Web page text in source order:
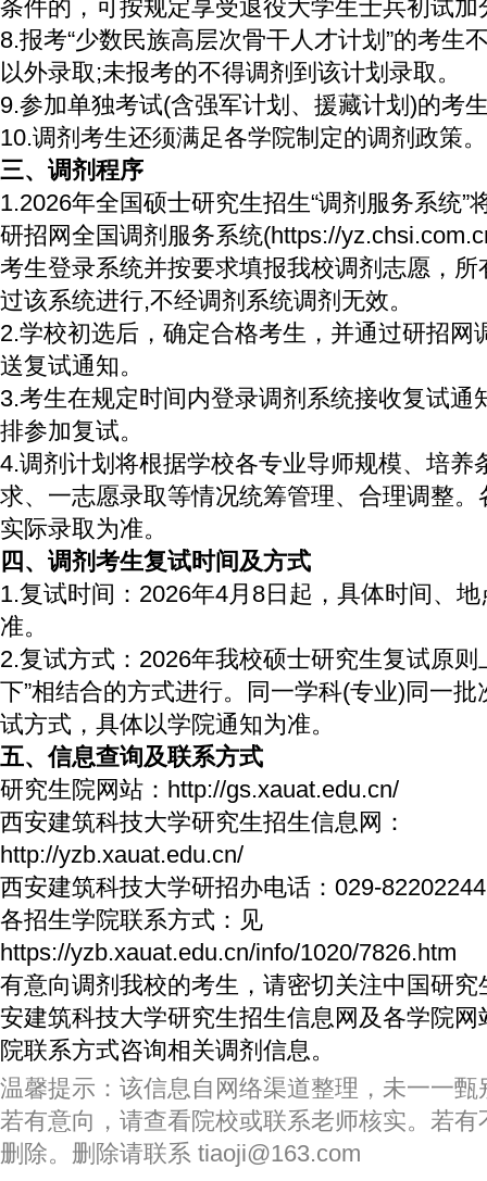
条件的，可按规定享受退役大学生士兵初试加
8.报考“少数民族高层次骨干人才计划”的考生
以外录取;未报考的不得调剂到该计划录取。
9.参加单独考试(含强军计划、援藏计划)的考
10.调剂考生还须满足各学院制定的调剂政策。
三、调剂程序
1.2026年全国硕士研究生招生“调剂服务系统”
研招网全国调剂服务系统(https://
考生登录系统并按要求填报我校调剂志愿，
过该系统进行,不经调剂系统调剂无效。
2.学校初选后，确定合格考生，并通过研招网
送复试通知。
3.考生在规定时间内登录调剂系统接收复试通
排参加复试。
4.调剂计划将根据学校各专业导师规模、培养
求、一志愿录取等情况统筹管理、合理调整
实际录取为准。
四、调剂考生复试时间及方式
1.复试时间：2026年4月8日起，具体时间、
准。
2.复试方式：2026年我校硕士研究生复试原则
下”相结合的方式进行。同一学科(专业)同一
试方式，具体以学院通知为准。
五、信息查询及联系方式
研究生院网站：http://gs.xauat.edu.cn/
西安建筑科技大学研究生招生信息网：
http://yzb.xauat.edu.cn/
西安建筑科技大学研招办电话：029-82202244
各招生学院联系方式：见
https://yzb.xauat.edu.cn/info/1020/7826.htm
有意向调剂我校的考生，请密切关注中国研
安建筑科技大学研究生招生信息网及各学院
院联系方式咨询相关调剂信息。
温馨提示：该信息自网络渠道整理，未一一
若有意向，请查看院校或联系老师核实。若
删除。删除请联系 tiaoji@163.com